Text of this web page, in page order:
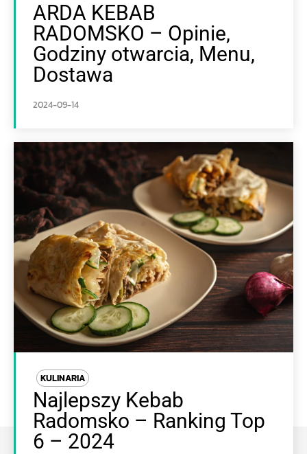
ARDA KEBAB
RADOMSKO – Opinie,
Godziny otwarcia, Menu,
Dostawa
2024-09-14
KULINARIA
Najlepszy Kebab
Radomsko – Ranking Top
6 – 2024